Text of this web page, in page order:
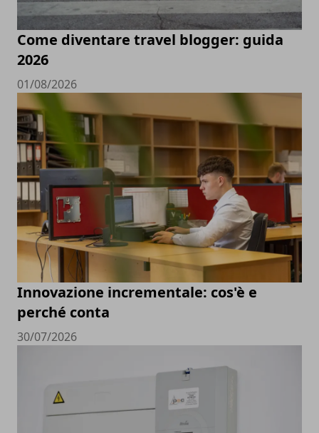
Come diventare travel blogger: guida
2026
01/08/2026
Innovazione incrementale: cos'è e
perché conta
30/07/2026